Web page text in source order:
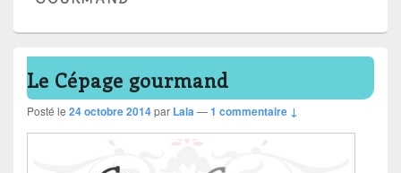
Le Cépage gourmand
Posté le 24 octobre 2014par Lala—1 commentaire ↓